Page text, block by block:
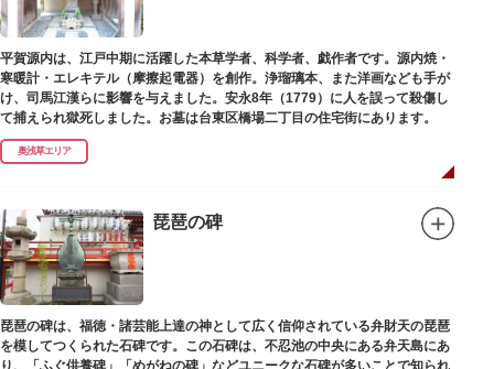
平賀源内は、江戸中期に活躍した本草学者、科学者、戯作者です。源内焼・
寒暖計・エレキテル（摩擦起電器）を創作。浄瑠璃本、また洋画なども手が
け、司馬江漢らに影響を与えました。安永8年（1779）に人を誤って殺傷し
て捕えられ獄死しました。お墓は台東区橋場二丁目の住宅街にあります。
奥浅草エリア
琵琶の碑
琵琶の碑は、福徳・諸芸能上達の神として広く信仰されている弁財天の琵琶
を模してつくられた石碑です。この石碑は、不忍池の中央にある弁天島にあ
り、「ふぐ供養碑」「めがねの碑」などユニークな石碑が多いことで知られ